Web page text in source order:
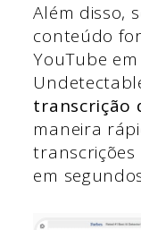
Além disso,
conteúdo
YouTube
transcrição
maneira
transcrições
em